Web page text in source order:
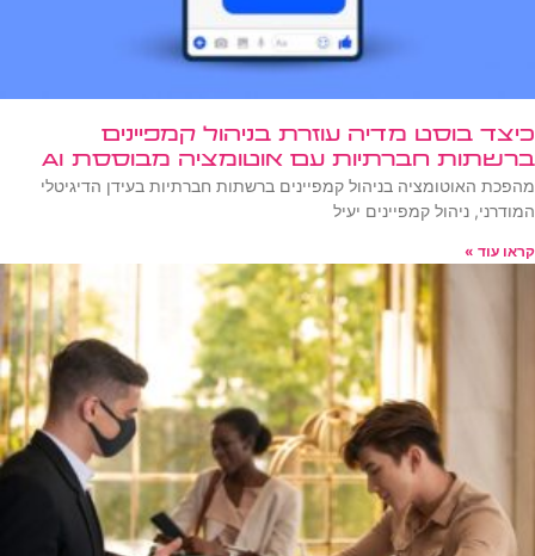
כיצד בוסט מדיה עוזרת בניהול קמפיינים
ברשתות חברתיות עם אוטומציה מבוססת AI
מהפכת האוטומציה בניהול קמפיינים ברשתות חברתיות בעידן הדיגיטלי
המודרני, ניהול קמפיינים יעיל
קראו עוד »